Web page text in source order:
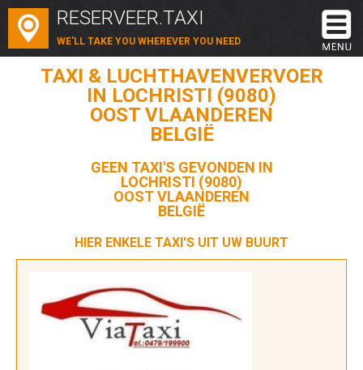
RESERVEER.TAXI
WE'LL TAKE YOU WHEREVER YOU NEED
TAXI & LUCHTHAVENVERVOER
IN LOCHRISTI (9080)
OOST VLAANDEREN
BELGIË
GEEN TAXI'S GEVONDEN IN
LOCHRISTI (9080)
OOST VLAANDEREN
BELGIË
HIER ENKELE TAXI'S UIT UW BUURT